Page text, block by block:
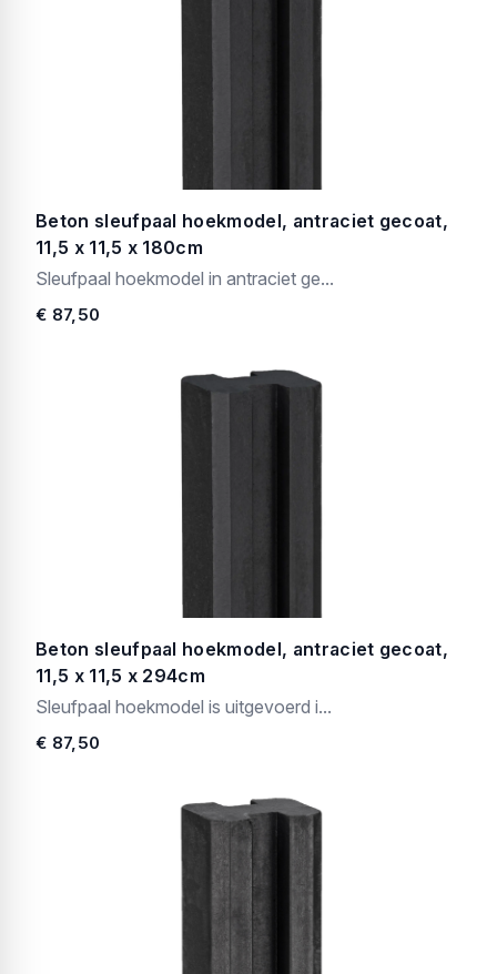
Beton sleufpaal hoekmodel, antraciet gecoat,
11,5 x 11,5 x 180cm
Sleufpaal hoekmodel in antraciet ge...
€ 87,50
Beton sleufpaal hoekmodel, antraciet gecoat,
11,5 x 11,5 x 294cm
Sleufpaal hoekmodel is uitgevoerd i...
€ 87,50